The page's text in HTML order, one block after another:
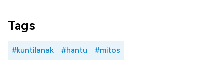
Tags
#kuntilanak #hantu #mitos